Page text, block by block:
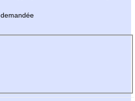
demandée